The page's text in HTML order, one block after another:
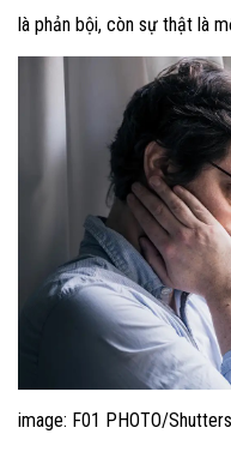
là phản bội, còn sự thật là
image: F01 PHOTO/